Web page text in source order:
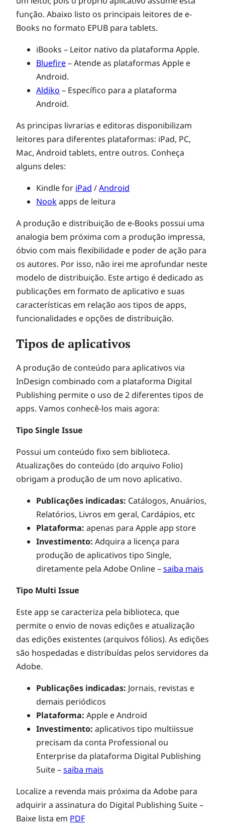
A
p
p
s
?
função. Abaixo listo os principais leitores de e-
Books no formato EPUB para tablets.
iBooks – Leitor nativo da plataforma Apple.
Bluefire– Atende as plataformas Apple e
Android.
Aldiko – Específico para a plataforma
Android.
As principas livrarias e editoras disponibilizam
leitores para diferentes plataformas: iPad, PC,
Mac, Android tablets, entre outros. Conheça
alguns deles:
Kindle for iPad /Android
Nookapps de leitura
A produção e distribuição de e-Books possui uma
analogia bem próxima com a produção impressa,
óbvio com mais flexibilidade e poder de ação para
os autores. Por isso, não irei me aprofundar neste
modelo de distribuição. Este artigo é dedicado as
publicações em formato de aplicativo e suas
características em relação aos tipos de apps,
funcionalidades e opções de distribuição.
Tipos de aplicativos
A produção de conteúdo para aplicativos via
InDesign combinado com a plataforma Digital
Publishing permite o uso de 2 diferentes tipos de
apps. Vamos conhecê-los mais agora:
Tipo Single Issue
Possui um conteúdo fixo sem biblioteca.
Atualizações do conteúdo (do arquivo Folio)
obrigam a produção de um novo aplicativo.
Publicações indicadas: Catálogos, Anuários,
Relatórios, Livros em geral, Cardápios, etc
Plataforma: apenas para Apple app store
Investimento: Adquira a licença para
produção de aplicativos tipo Single,
diretamente pela Adobe Online –saiba mais
Tipo Multi Issue
Este app se caracteriza pela biblioteca, que
permite o envio de novas edições e atualização
das edições existentes (arquivos fólios). As edições
são hospedadas e distribuídas pelos servidores da
Adobe.
Publicações indicadas: Jornais, revistas e
demais periódicos
Plataforma: Apple e Android
Investimento: aplicativos tipo multiissue
precisam da conta Professional ou
Enterprise da plataforma Digital Publishing
Suite –saiba mais
Localize a revenda mais próxima da Adobe para
adquirir a assinatura do Digital Publishing Suite –
Baixe lista em PDF